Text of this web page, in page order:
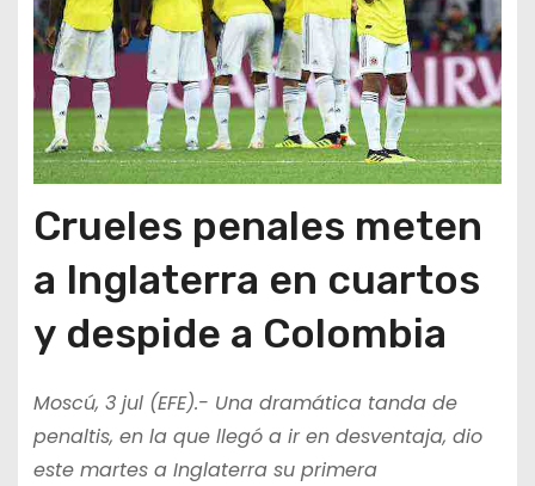
Crueles penales meten
a Inglaterra en cuartos
y despide a Colombia
Moscú, 3 jul (EFE).- Una dramática tanda de
penaltis, en la que llegó a ir en desventaja, dio
este martes a Inglaterra su primera